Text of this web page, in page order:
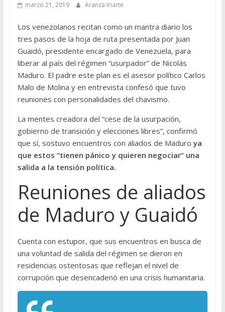
marzo 21, 2019 Aranza Iriarte
Los venezolanos recitan como un mantra diario los
tres pasos de la hoja de ruta presentada por Juan
Guaidó, presidente encargado de Venezuela, para
liberar al país del régimen “usurpador” de Nicolás
Maduro. El padre este plan es el asesor político Carlos
Malo de Molina y en entrevista confesó que tuvo
reuniones con personalidades del chavismo.
La mentes creadora del “cese de la usurpación,
gobierno de transición y elecciones libres”, confirmó
que sí, sostuvo encuentros con aliados de Maduroya
que estos “tienen pánico y quieren negociar” una
salida a la tensión política.
Reuniones de aliados
de Maduro y Guaidó
Cuenta con estupor, que sus encuentros en busca de
una voluntad de salida del régimen se dieron en
residencias ostentosas que reflejan el nivel de
corrupción que desencadenó en una crisis humanitaria.